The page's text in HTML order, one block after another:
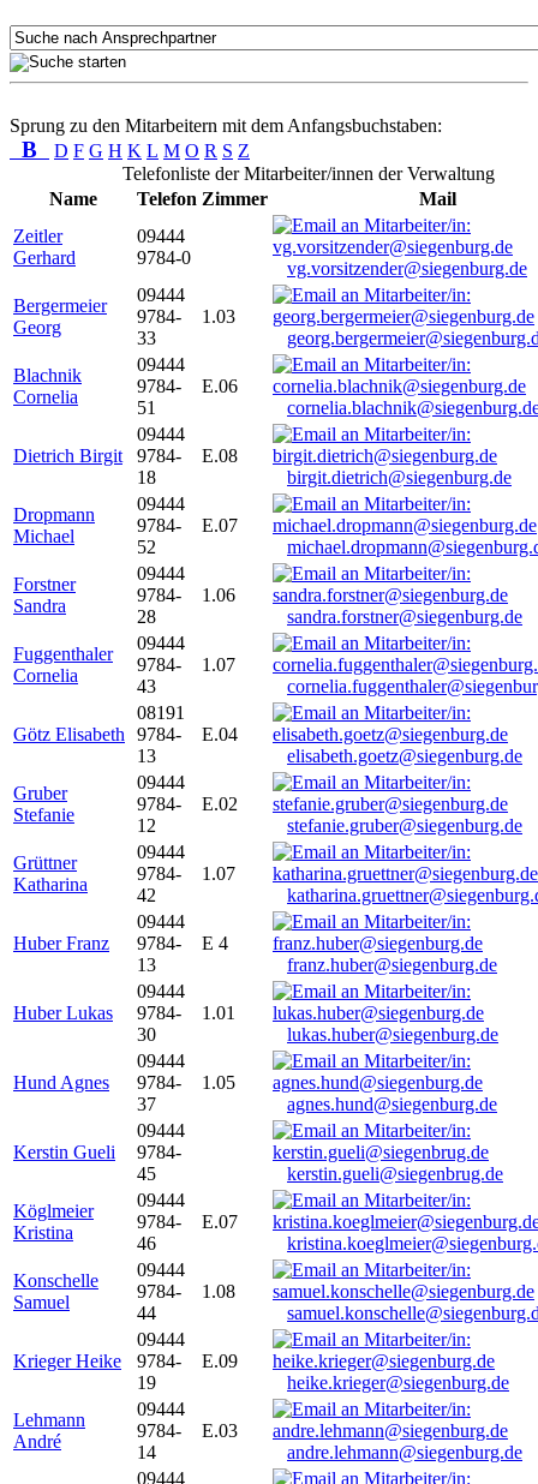
Sprung zu den Mitarbeitern mit dem Anfangsbuchstaben:
B D F G H K L M O R S Z
Telefonliste der Mitarbeiter/innen der Verwaltung
Name
Telefon Zimmer
Mail
Zeitler
Gerhard
09444
9784-0
vg.vorsitzender@siegenburg.de
Bergermeier
Georg
09444
9784-
33
1.03
Blachnik
Cornelia
09444
9784-
51
E.06
Dietrich Birgit
09444
9784-
18
E.08
birgit.dietrich@siegenburg.de
Dropmann
Michael
09444
9784-
52
E.07
Forstner
Sandra
09444
9784-
28
1.06
sandra.forstner@siegenburg.de
Fuggenthaler
Cornelia
09444
9784-
43
1.07
Götz Elisabeth
08191
9784-
13
E.04
elisabeth.goetz@siegenburg.de
Gruber
Stefanie
09444
9784-
12
E.02
stefanie.gruber@siegenburg.de
Grüttner
Katharina
09444
9784-
42
1.07
Huber Franz
09444
9784-
13
E 4
franz.huber@siegenburg.de
Huber Lukas
09444
9784-
30
1.01
lukas.huber@siegenburg.de
Hund Agnes
09444
9784-
37
1.05
agnes.hund@siegenburg.de
Kerstin Gueli
09444
9784-
45
kerstin.gueli@siegenbrug.de
Köglmeier
Kristina
09444
9784-
46
E.07
Konschelle
Samuel
09444
9784-
44
1.08
Krieger Heike
09444
9784-
19
E.09
heike.krieger@siegenburg.de
Lehmann
André
09444
9784-
14
E.03
andre.lehmann@siegenburg.de
09444